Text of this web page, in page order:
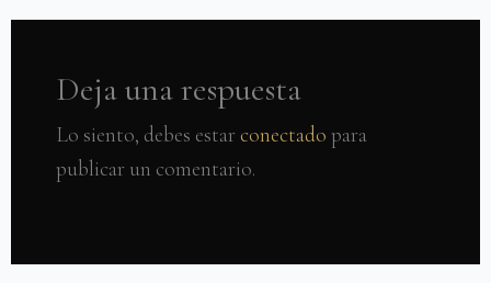
Deja una respuesta
Lo siento, debes estar conectado para
publicar un comentario.